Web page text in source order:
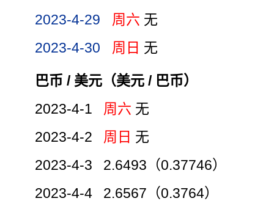
2023-4-29
周六 无
2023-4-30
周日 无
巴币 / 美元（美元 / 巴币）
2023-4-1 周六 无
2023-4-2 周日 无
2023-4-3 2.6493（0.37746）
2023-4-4 2.6567（0.3764）